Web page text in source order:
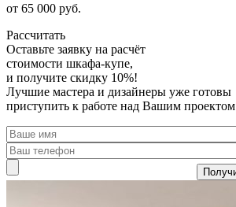
от 65 000 руб.
Рассчитать
Оставьте заявку на расчёт
стоимости шкафа-купе,
и получите скидку 10%!
Лучшие мастера и дизайнеры уже готовы
приступить к работе над Вашим проектом